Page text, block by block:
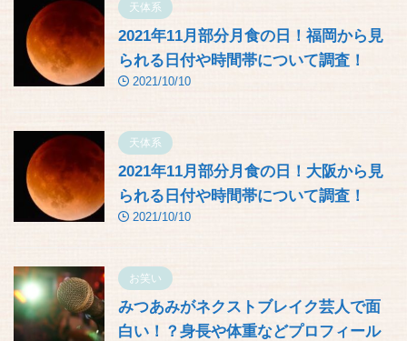
天体系
2021年11月部分月食の日！福岡から見
られる日付や時間帯について調査！
2021/10/10
天体系
2021年11月部分月食の日！大阪から見
られる日付や時間帯について調査！
2021/10/10
お笑い
みつあみがネクストブレイク芸人で面
白い！？身長や体重などプロフィール